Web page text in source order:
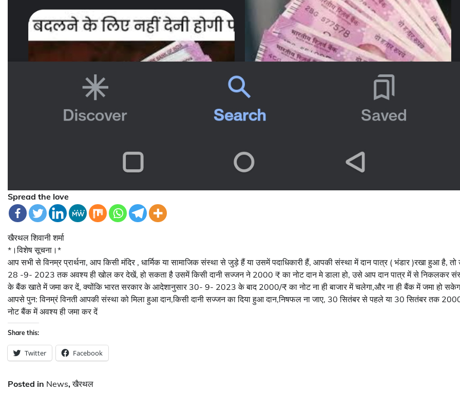
Spread the love
खैरथल शिवानी शर्मा
*।विशेष सूचना।* ‌
आप सभी से विनम्र प्रार्थना, आप किसी मंदिर , धार्मिक या सामाजिक संस्था से जुड़े हैं या उसमें पदाधिकारी हैं, आपकी संस्था में दान पात्र ( भंडार )रखा हुआ है,
28 -9- 2023 तक अवश्य ही खोल कर देखें, हो सकता है उसमें किसी दानी सज्जन ने 2000 ₹ का नोट दान मे डाला हो, उसे आप दान पात्र में से निकलकर
के बैंक खाते में जमा कर दें, क्योंकि भारत सरकार के आदेशानुसार 30- 9- 2023 के बाद 2000/₹ का नोट ना ही बाजार में चलेगा,और ना ही बैंक में जमा हो
आपसे पुन: विनम्रं विनती आपकी संस्था को मिला हुआ दान,किसी दानी सज्जन का दिया हुआ दान,निषफल ना जाए, 30 सितंबर से पहले या 30 सितंबर तक
नोट बैंक में अवश्य ही जमा कर दें
Share this:
Twitter Facebook
Posted in News,खैरथल